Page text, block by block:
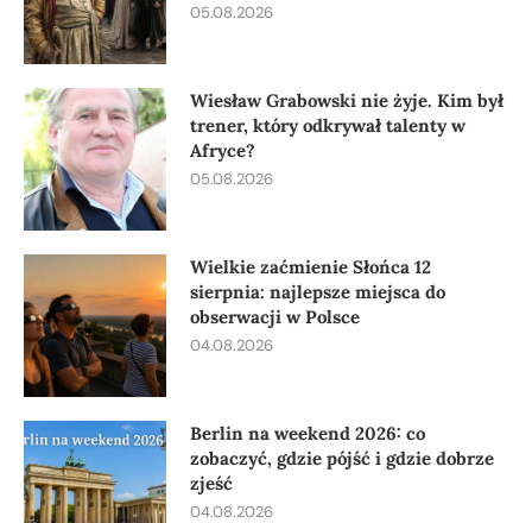
05.08.2026
Wiesław Grabowski nie żyje. Kim był
trener, który odkrywał talenty w
Afryce?
05.08.2026
Wielkie zaćmienie Słońca 12
sierpnia: najlepsze miejsca do
obserwacji w Polsce
04.08.2026
Berlin na weekend 2026: co
zobaczyć, gdzie pójść i gdzie dobrze
zjeść
04.08.2026